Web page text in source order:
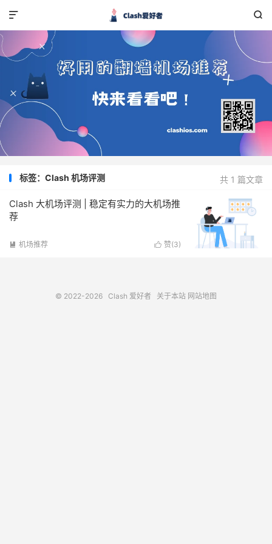


共 1 篇文章
标签：Clash 机场评测
Clash 大机场评测 | 稳定有实力的大机场推
荐
 赞(3)
 机场推荐
© 2022-2026 Clash 爱好者 关于本站 网站地图